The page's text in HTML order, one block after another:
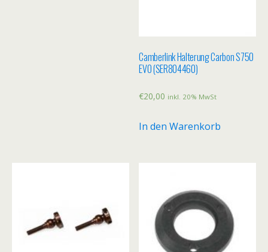
Camberlink Halterung Carbon S750
EVO (SER804460)
€20,00 inkl. 20% MwSt
In den Warenkorb